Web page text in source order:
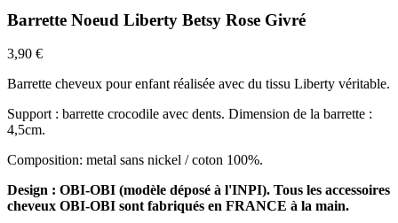
Barrette Noeud Liberty Betsy Rose Givré
3,90 €
Barrette cheveux pour enfant réalisée avec du tissu Liberty véritable.
Support : barrette crocodile avec dents. Dimension de la barrette :
4,5cm.
Composition: metal sans nickel / coton 100%.
Design : OBI-OBI (modèle déposé à l'INPI). Tous les accessoires
cheveux OBI-OBI sont fabriqués en FRANCE à la main.